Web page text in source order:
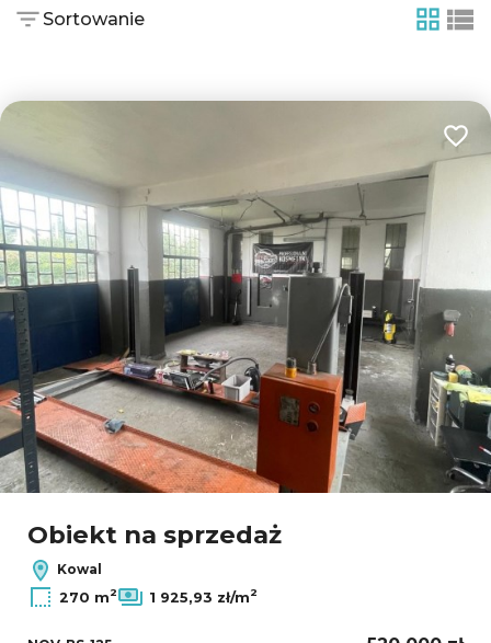
Sortowanie
tabela
Obiekt na sprzedaż
Kowal
270 m2 1 925,93 zł/m2